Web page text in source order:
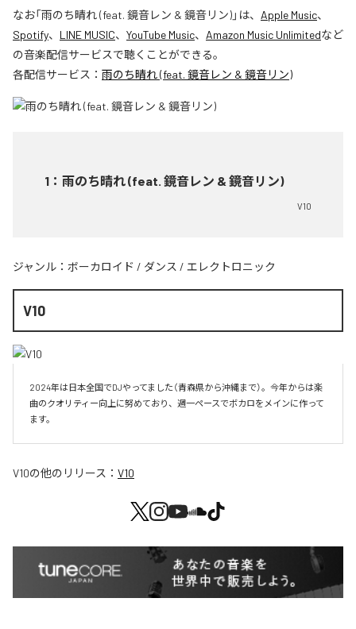
なお「雨のち晴れ (feat. 鏡音レン & 鏡音リン)」は、 Apple Music、
Spotify、 LINE MUSIC、 YouTube Music、 Amazon Music Unlimitedなど
の音楽配信サービスで聴くことができる。
各配信サービス： 雨のち晴れ (feat. 鏡音レン & 鏡音リン)
1 ： 雨のち晴れ (feat. 鏡音レン & 鏡音リン)
V10
ジャンル： ボーカロイド / ダンス / エレクトロニック
V10
2024年は日本全国でDJやってました（青森県から沖縄まで）。今年からは楽
曲のクオリティー向上に努めており、週一ペースでボカロをメインに作って
V10の他のリリース： V10